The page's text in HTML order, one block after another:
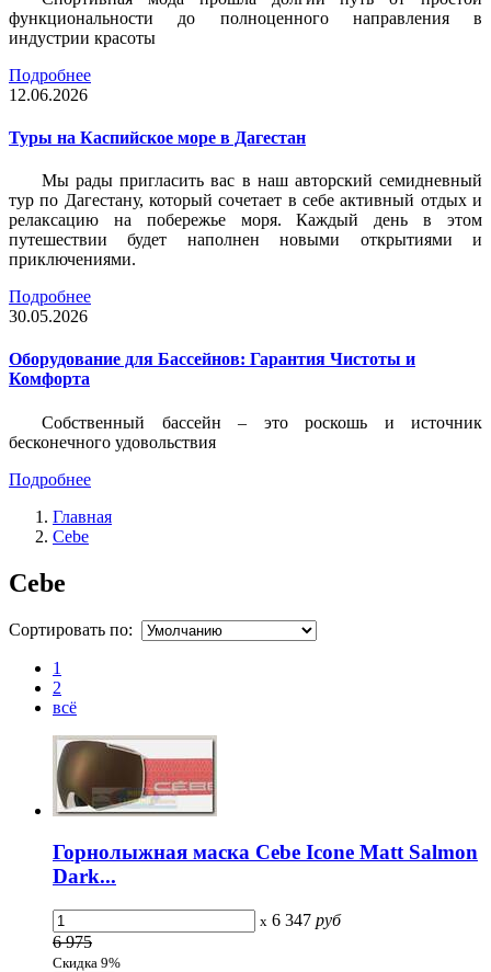
функциональности до полноценного направления в
индустрии красоты
Подробнее
12.06.2026
Туры на Каспийское море в Дагестан
Мы рады пригласить вас в наш авторский семидневный
тур по Дагестану, который сочетает в себе активный отдых и
релаксацию на побережье моря. Каждый день в этом
путешествии будет наполнен новыми открытиями и
приключениями.
Подробнее
30.05.2026
Оборудование для Бассейнов: Гарантия Чистоты и
Комфорта
Собственный бассейн – это роскошь и источник
бесконечного удовольствия
Подробнее
Главная
Cebe
Cebe
Сортировать по:
1
2
всё
Горнолыжная маска Cebe Icone Matt Salmon
Dark...
x 6 347 руб
6 975
Скидка 9%